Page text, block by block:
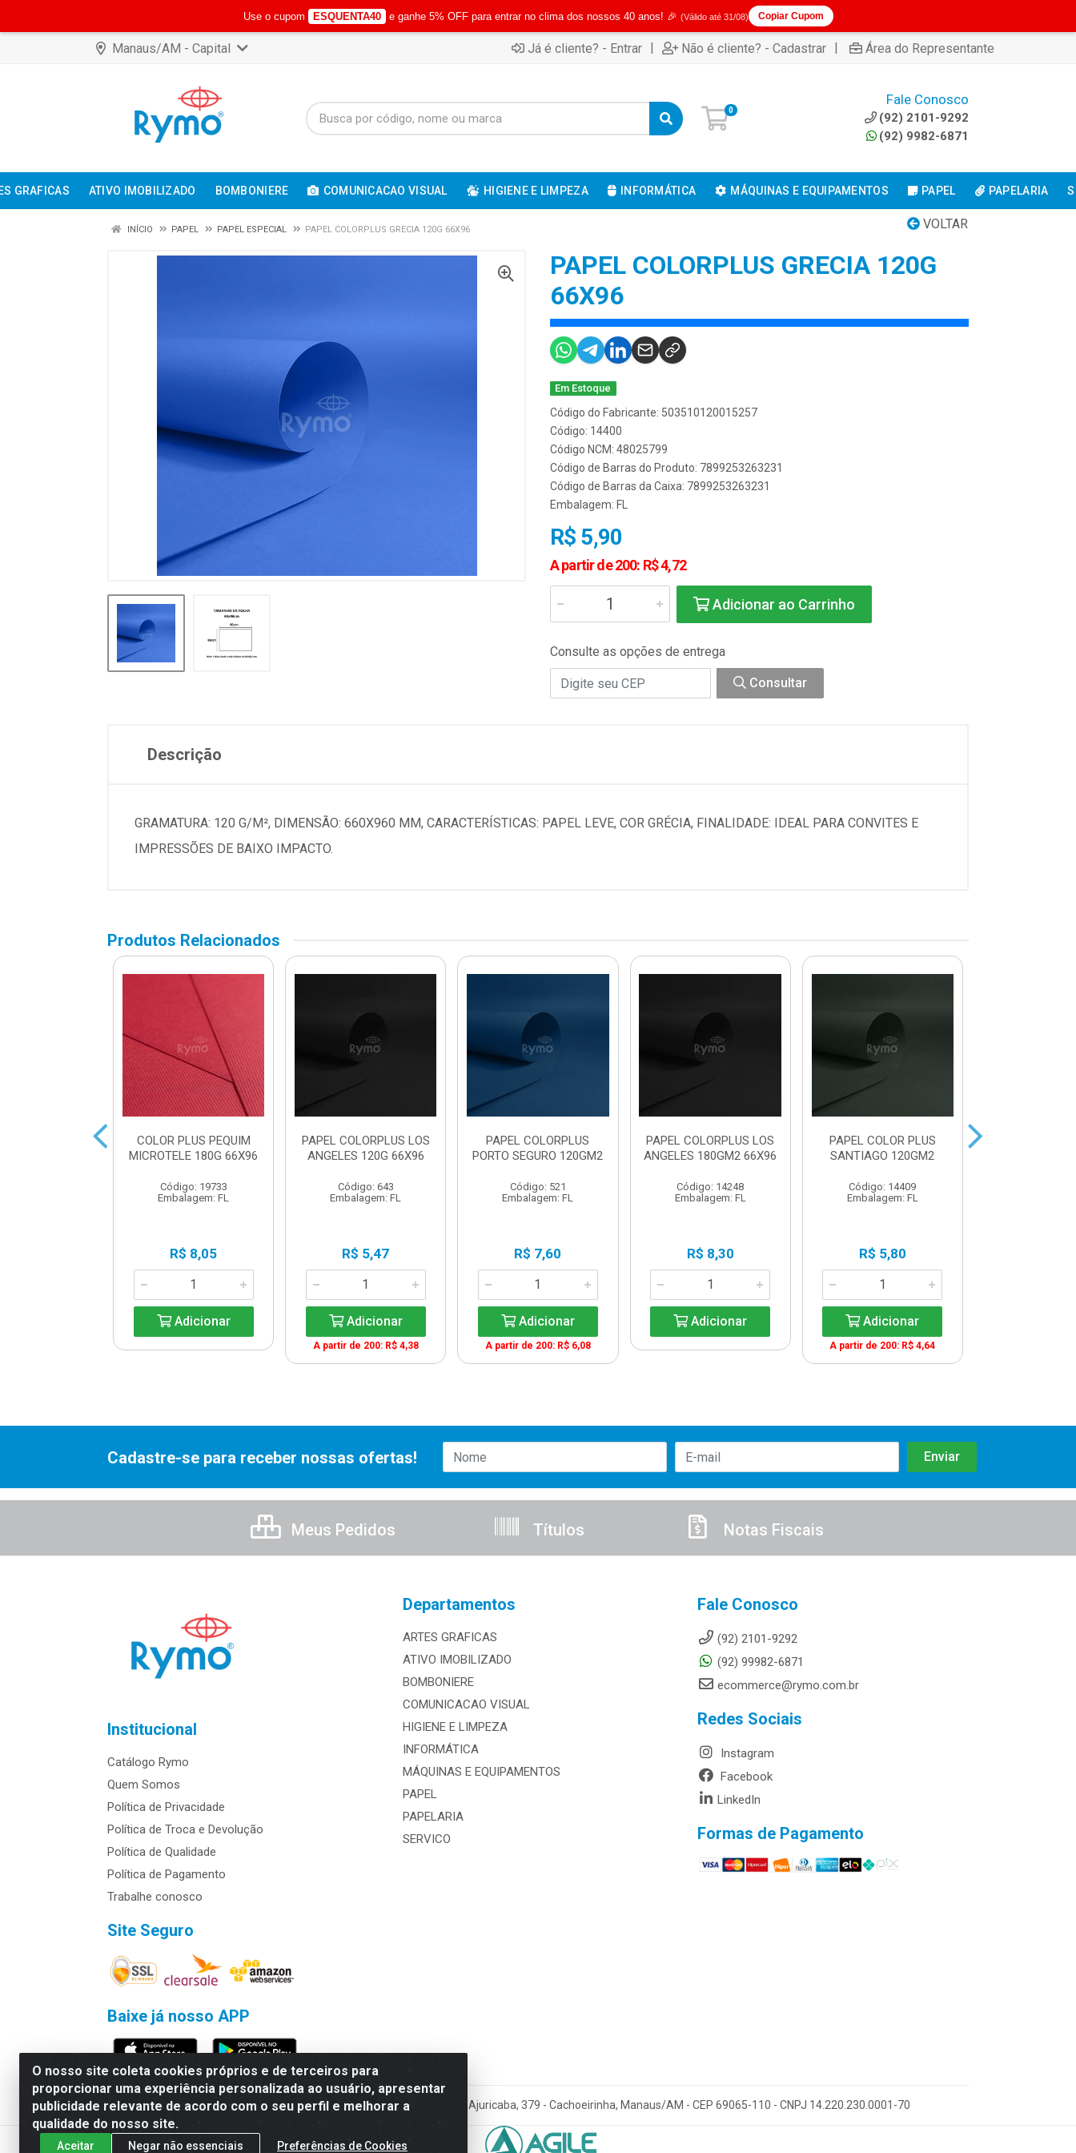
Manaus/AM - Capital Já é cliente? - Entrar | Não é cliente? - Cadastrar | Área do Representante
0
Fale Conosco
(92) 2101-9292
(92) 9982-6871
GRAFICAS ATIVO IMOBILIZADO BOMBONIERE COMUNICACAO VISUAL HIGIENE E LIMPEZA INFORMÁTICA MÁQUINAS E EQUIPAMENTOS PAPEL PAPELARIA
VOLTAR
INÍCIO PAPEL PAPEL ESPECIAL PAPEL COLORPLUS GRECIA 120G 66X96
PAPEL COLORPLUS GRECIA 120G
66X96
Em Estoque
Código do Fabricante: 503510120015257
Código: 14400
Código NCM: 48025799
Código de Barras do Produto: 7899253263231
Código de Barras da Caixa: 7899253263231
Embalagem: FL
R$ 5,90
A partir de 200: R$ 4,72
Adicionar ao Carrinho
Consulte as opções de entrega
Consultar
Descrição
GRAMATURA: 120 G/M², DIMENSÃO: 660X960 MM, CARACTERÍSTICAS: PAPEL LEVE, COR GRÉCIA, FINALIDADE: IDEAL PARA CONVITES E
IMPRESSÕES DE BAIXO IMPACTO.
Produtos Relacionados
COLOR PLUS PEQUIM
MICROTELE 180G 66X96
Código: 19733
Embalagem: FL
R$ 8,05
Adicionar
PAPEL COLORPLUS LOS
ANGELES 120G 66X96
Código: 643
Embalagem: FL
R$ 5,47
Adicionar
A partir de 200: R$ 4,38
PAPEL COLORPLUS
PORTO SEGURO 120GM2
Código: 521
Embalagem: FL
R$ 7,60
Adicionar
A partir de 200: R$ 6,08
PAPEL COLORPLUS LOS
ANGELES 180GM2 66X96
Código: 14248
Embalagem: FL
R$ 8,30
Adicionar
PAPEL COLOR PLUS
SANTIAGO 120GM2
Código: 14409
Embalagem: FL
R$ 5,80
Adicionar
A partir de 200: R$ 4,64
O nosso site coleta cookies próprios e de terceiros para
proporcionar uma experiência personalizada ao usuário, apresentar
publicidade relevante de acordo com o seu perfil e melhorar a
qualidade do nosso site.
Aceitar Negar não essenciais Preferências de Cookies
Cadastre-se para receber nossas ofertas!
Meus Pedidos Títulos Notas Fiscais
Institucional
Catálogo Rymo
Quem Somos
Política de Privacidade
Política de Troca e Devolução
Política de Qualidade
Política de Pagamento
Trabalhe conosco
Site Seguro
Baixe já nosso APP
Departamentos
ARTES GRAFICAS
ATIVO IMOBILIZADO
BOMBONIERE
COMUNICACAO VISUAL
HIGIENE E LIMPEZA
INFORMÁTICA
MÁQUINAS E EQUIPAMENTOS
PAPEL
PAPELARIA
SERVICO
Fale Conosco
(92) 2101-9292
(92) 99982-6871
ecommerce@rymo.com.br
Redes Sociais
Instagram
Facebook
LinkedIn
Formas de Pagamento
Rymo Imagem e Produtos Gráficos da Amazonia LTDA - Av. Ajuricaba, 379 - Cachoeirinha, Manaus/AM - CEP 69065-110 - CNPJ 14.220.230.0001-70
Use o cupom ESQUENTA40 e ganhe 5% OFF para entrar no clima dos nossos 40 anos! 🎉 (Válido até 31/08) Copiar Cupom